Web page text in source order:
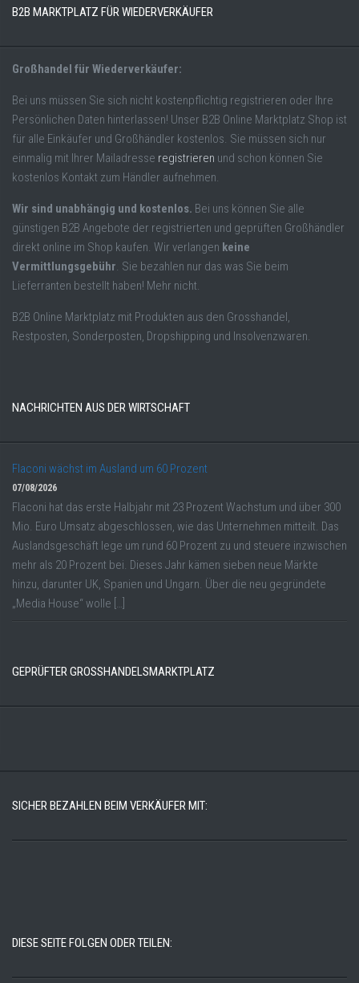
B2B MARKTPLATZ FÜR WIEDERVERKÄUFER
Großhandel für Wiederverkäufer:
Bei uns müssen Sie sich nicht kostenpflichtig registrieren oder Ihre
Persönlichen Daten hinterlassen! Unser B2B Online Marktplatz Shop ist
für alle Einkäufer und Großhändler kostenlos. Sie müssen sich nur
einmalig mit Ihrer Mailadresse registrieren und schon können Sie
kostenlos Kontakt zum Händler aufnehmen.
Wir sind unabhängig und kostenlos. Bei uns können Sie alle
günstigen B2B Angebote der registrierten und geprüften Großhändler
direkt online im Shop kaufen. Wir verlangen keine
Vermittlungsgebühr. Sie bezahlen nur das was Sie beim
Lieferranten bestellt haben! Mehr nicht.
B2B Online Marktplatz mit Produkten aus den Grosshandel,
Restposten, Sonderposten, Dropshipping und Insolvenzwaren.
NACHRICHTEN AUS DER WIRTSCHAFT
Flaconi wächst im Ausland um 60 Prozent
07/08/2026
Flaconi hat das erste Halbjahr mit 23 Prozent Wachstum und über 300
Mio. Euro Umsatz abgeschlossen, wie das Unternehmen mitteilt. Das
Auslandsgeschäft lege um rund 60 Prozent zu und steuere inzwischen
mehr als 20 Prozent bei. Dieses Jahr kämen sieben neue Märkte
hinzu, darunter UK, Spanien und Ungarn. Über die neu gegründete
„Media House“ wolle […]
GEPRÜFTER GROSSHANDELSMARKTPLATZ
SICHER BEZAHLEN BEIM VERKÄUFER MIT:
DIESE SEITE FOLGEN ODER TEILEN: